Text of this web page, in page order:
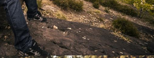
Смотреть проект